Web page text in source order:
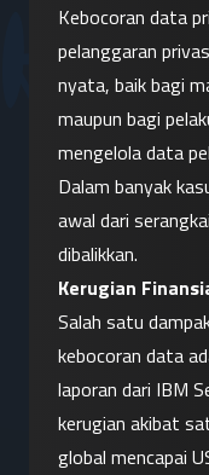
Kebocoran data
pelanggaran
nyata, baik bagi
maupun bagi
mengelola data
Dalam banyak
awal dari
dibalikkan.
Kerugian
Salah satu
kebocoran data
laporan dari IBM
kerugian akibat
global mencapai